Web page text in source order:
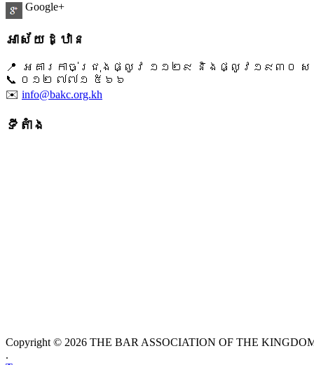
Google+
អាស័យដ្ឋាន
📍 អគារកាច់ជ្រុងផ្លូវ ១១២៩ និងផ្លូវ១៩៣០ ស
📞 ​០១២ ៧៧១ ៥៦៦
✉️ info@bakc.org.kh
ទីតាំង
Copyright © 2026 THE BAR ASSOCIATION OF THE
.